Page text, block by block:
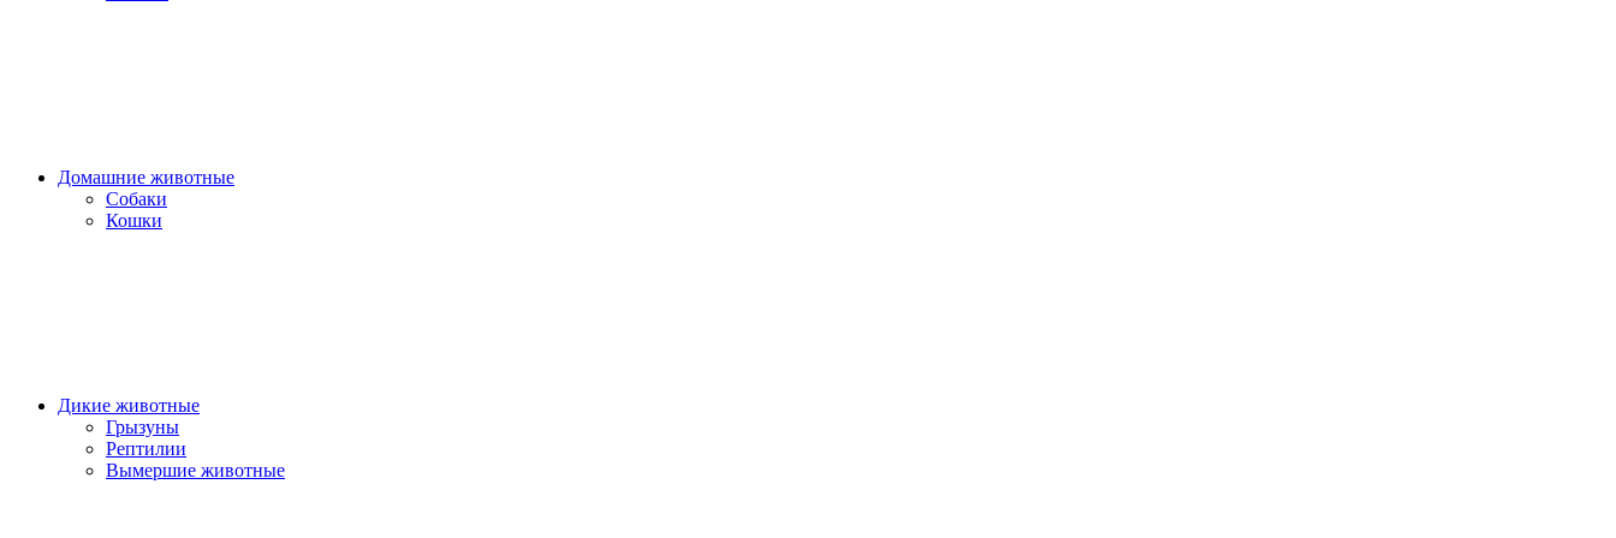
Домашние животные
Собаки
Кошки
Дикие животные
Грызуны
Рептилии
Вымершие животные